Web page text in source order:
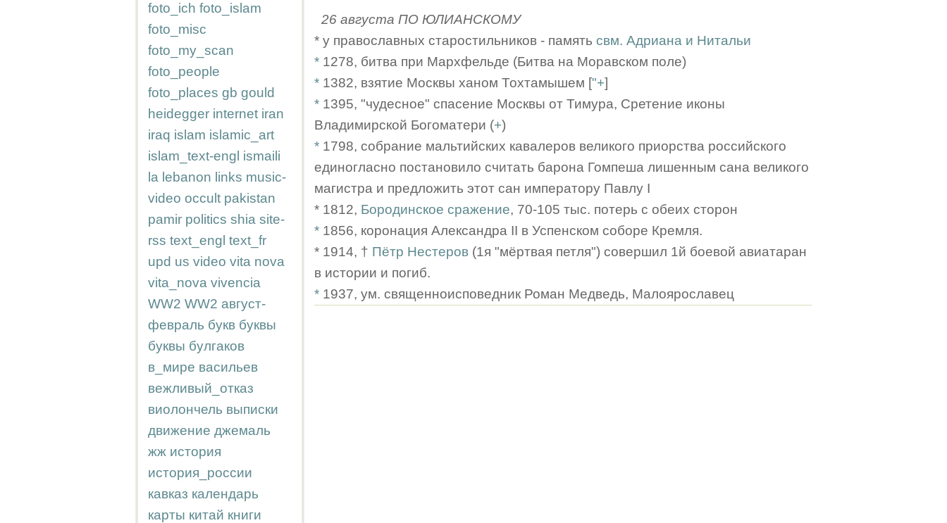
foto_ich foto_islam
foto_misc
foto_my_scan
foto_people
foto_places gb gould
heidegger internet iran
iraq islam islamic_art
islam_text-engl ismaili
la lebanon links music-
video occult pakistan
pamir politics shia site-
rss text_engl text_fr
upd us video vita nova
vita_nova vivencia
WW2 WW2 август-
февраль букв буквы
буквы булгаков
в_мире васильев
вежливый_отказ
виолончель выписки
движение джемаль
жж история
история_россии
кавказ календарь
карты китай книги
26 августа ПО ЮЛИАНСКОМУ
* у православных старостильников - память свм. Адриана и Нитальи
* 1278, битва при Мархфельде (Битва на Моравском поле)
* 1382, взятие Москвы ханом Тохтамышем ["+]
* 1395, "чудесное" спасение Москвы от Тимура, Сретение иконы
Владимирской Богоматери (+)
* 1798, собрание мальтийских кавалеров великого приорства российского
единогласно постановило считать барона Гомпеша лишенным сана великого
магистра и предложить этот сан императору Павлу I
* 1812, Бородинское сражение, 70-105 тыс. потерь с обеих сторон
* 1856, коронация Александра II в Успенском соборе Кремля.
* 1914, † Пётр Нестеров (1я "мёртвая петля") совершил 1й боевой авиатаран
в истории и погиб.
* 1937, ум. священноисповедник Роман Медведь, Малоярославец